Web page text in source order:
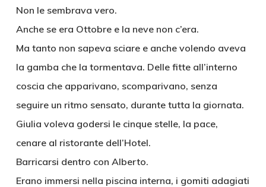
Non le sembrava vero.
Anche se era Ottobre e la neve non c’era.
Ma tanto non sapeva sciare e anche volendo aveva
la gamba che la tormentava. Delle fitte all’interno
coscia che apparivano, scomparivano, senza
seguire un ritmo sensato, durante tutta la giornata.
Giulia voleva godersi le cinque stelle, la pace,
cenare al ristorante dell’Hotel.
Barricarsi dentro con Alberto.
Erano immersi nella piscina interna, i gomiti adagiati